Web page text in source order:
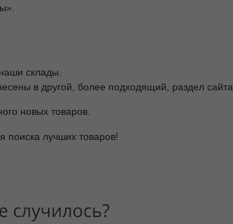
склады.
в другой, более подходящий, раздел сайта.
новых товаров.
поиска лучших товаров!